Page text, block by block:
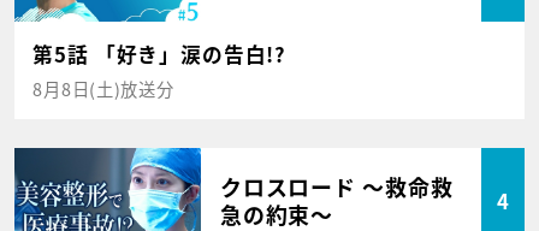
第5話 「好き」涙の告白!?
8月8日(土)放送分
クロスロード ～救命救
急の約束～
4